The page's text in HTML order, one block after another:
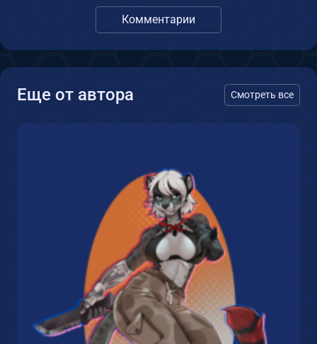
Комментарии
Еще от автора Смотреть все